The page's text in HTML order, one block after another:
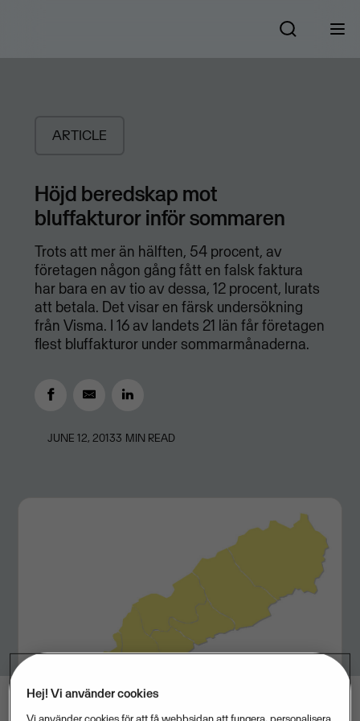
ARTICLE
Höjd beredskap mot
bluffakturor inför sommaren
Trots att mer än hälften, 54 procent, av
företagen någon gång fått en falsk faktura
har bara en av tio av dessa, 12 procent, lurats
att betala. Det visar en färsk undersökning
från Visma. I 16 av landets 21 län får företagen
flest bluffakturor under sommarmånaderna.
JUNE 12, 20133 MIN READ
Hej! Vi använder cookies